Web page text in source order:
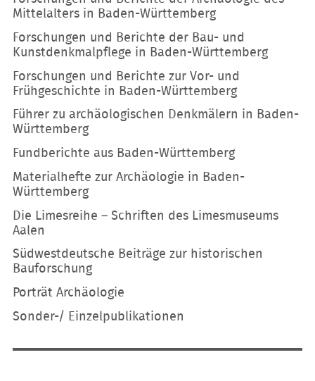
Mittelalters in Baden-Württemberg
Forschungen und Berichte der Bau- und
Kunstdenkmalpflege in Baden-Württemberg
Forschungen und Berichte zur Vor- und
Frühgeschichte in Baden-Württemberg
Führer zu archäologischen Denkmälern in Baden-
Württemberg
Fundberichte aus Baden-Württemberg
Materialhefte zur Archäologie in Baden-
Württemberg
Die Limesreihe – Schriften des Limesmuseums
Aalen
Südwestdeutsche Beiträge zur historischen
Bauforschung
Porträt Archäologie
Sonder-/ Einzelpublikationen